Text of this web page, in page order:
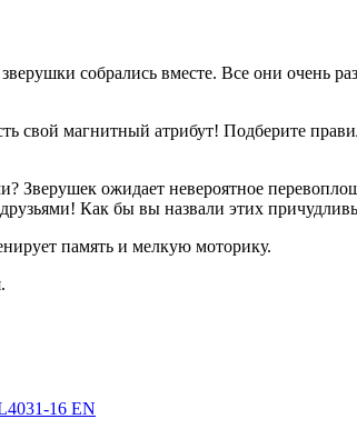
собрались вместе. Все они очень
свой магнитный атрибут! Подберите
Зверушек ожидает невероятное
Как бы вы назвали этих
память и мелкую моторику.